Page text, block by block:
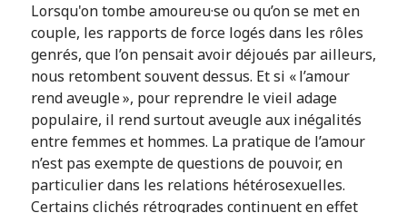
Lorsqu'on tombe amoureu·se ou qu’on se met en
couple, les rapports de force logés dans les rôles
genrés, que l’on pensait avoir déjoués par ailleurs,
nous retombent souvent dessus. Et si « l’amour
rend aveugle », pour reprendre le vieil adage
populaire, il rend surtout aveugle aux inégalités
entre femmes et hommes. La pratique de l’amour
n’est pas exempte de questions de pouvoir, en
particulier dans les relations hétérosexuelles.
Certains clichés rétrogrades continuent en effet